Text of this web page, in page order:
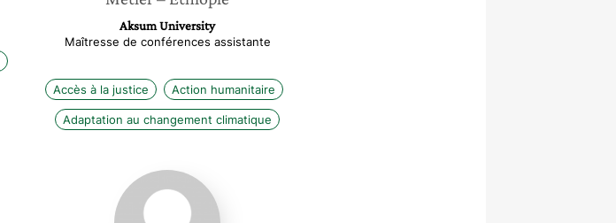
Aksum University
Maîtresse de conférences assistante
Accès à la justice Action humanitaire
Adaptation au changement climatique
Stéphanie
Bidault